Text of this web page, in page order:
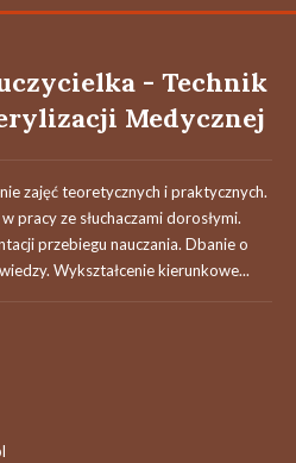
- Technik
Medycznej
zajęć teoretycznych i praktycznych.
pracy ze słuchaczami dorosłymi.
przebiegu nauczania. Dbanie o
Wykształcenie kierunkowe...